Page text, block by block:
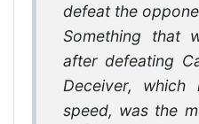
defeat the
Something that
after defeating
Deceiver,
speed, was the